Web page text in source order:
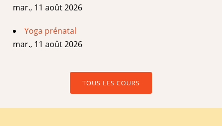
mar., 11 août 2026
Yoga prénatal
mar., 11 août 2026
TOUS LES COURS